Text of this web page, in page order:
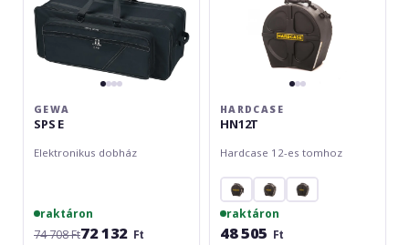
GEWA
SPS E
Elektronikus dobház
raktáron
74 708 Ft72 132 Ft
HARDCASE
HN12T
Hardcase 12-es tomhoz
raktáron
48 505 Ft